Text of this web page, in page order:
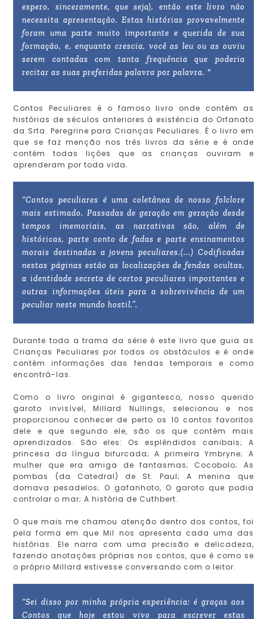
espero, sinceramente, que seja), então este livro não
necessita apresentação. Estas histórias provavelmente
foram uma parte muito importante e querida de sua
formação, e, enquanto crescia, você as leu ou as ouviu
serem contadas com tanta frequência que poderia
recitar as suas preferidas palavra por palavra. "
Contos Peculiares é o famoso livro onde contém as
histórias de séculos anteriores à existência do Orfanato
da Srta. Peregrine para Crianças Peculiares. É o livro em
que se faz menção nos três livros da série e é onde
contém todas lições que as crianças ouviram e
aprenderam por toda vida.
“Contos peculiares é uma coletânea de nosso folclore
mais estimado. Passadas de geração em geração desde
tempos imemoriais, as narrativas são, além de
históricas, parte conto de fadas e parte ensinamentos
morais destinadas a jovens peculiares.(...) Codificadas
nestas páginas estão as localizações de fendas ocultas,
a identidade secreta de certos peculiares importantes e
outras informações úteis para a sobrevivência de um
peculiar neste mundo hostil.”.
Durante toda a trama da série é este livro que guia as
Crianças Peculiares por todos os obstáculos e é onde
contém informações das fendas temporais e como
encontrá-las.
Como o livro original é gigantesco, nosso querido
garoto invisível, Millard Nullings, selecionou e nos
proporcionou conhecer de perto os 10 contos favoritos
dele e que segundo ele, são os que contém mais
aprendizados. São eles: Os esplêndidos canibais; A
princesa da língua bifurcada; A primeira Ymbryne; A
mulher que era amiga de fantasmas; Cocobolo; As
pombas (da Catedral) de St. Paul; A menina que
domava pesadelos; O gafanhoto, O garoto que podia
controlar o mar; A história de Cuthbert.
O que mais me chamou atenção dentro dos contos, foi
pela forma em que Mil nos apresenta cada uma das
histórias. Ele narra com uma precisão e delicadeza,
fazendo anotações próprias nos contos, que é como se
o próprio Millard estivesse conversando com o leitor.
“Sei disso por minha própria experiência: é graças aos
Contos que hoje estou vivo para escrever estas